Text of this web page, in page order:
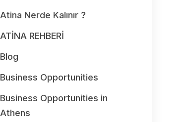
Atina Nerde Kalınır ?
ATİNA REHBERİ
Blog
Business Opportunities
Business Opportunities in
Athens